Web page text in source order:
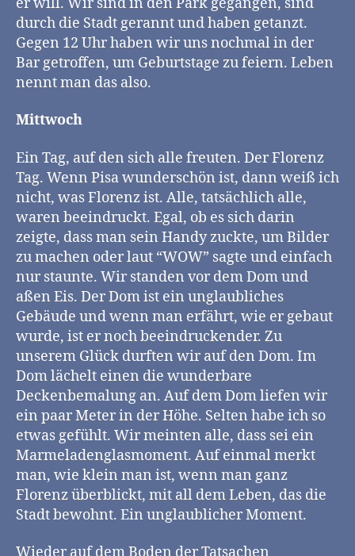
durch die Stadt gerannt und haben getanzt.
Gegen 12 Uhr haben wir uns nochmal in der
Bar getroffen, um Geburtstage zu feiern. Leben
nennt man das also.
Mittwoch
Ein Tag, auf den sich alle freuten. Der Florenz
Tag. Wenn Pisa wunderschön ist, dann weiß ich
nicht, was Florenz ist. Alle, tatsächlich alle,
waren beeindruckt. Egal, ob es sich darin
zeigte, dass man sein Handy zuckte, um Bilder
zu machen oder laut “WOW” sagte und einfach
nur staunte. Wir standen vor dem Dom und
aßen Eis. Der Dom ist ein unglaubliches
Gebäude und wenn man erfährt, wie er gebaut
wurde, ist er noch beeindruckender. Zu
unserem Glück durften wir auf den Dom. Im
Dom lächelt einen die wunderbare
Deckenbemalung an. Auf dem Dom liefen wir
ein paar Meter in der Höhe. Selten habe ich so
etwas gefühlt. Wir meinten alle, dass sei ein
Marmeladenglasmoment. Auf einmal merkt
man, wie klein man ist, wenn man ganz
Florenz überblickt, mit all dem Leben, das die
Stadt bewohnt. Ein unglaublicher Moment.